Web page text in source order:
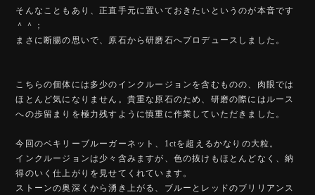
そんなこともあり、正直手元に置いておきたいというのが本音です
＾＾；
まさに断腸の思いで、原石から研磨石へプロデュースしました。
こちらの個体には多少のインクルージョンを含むものの、肉眼では
ほとんど気になりません。貴重な原石のため、研磨の際にはルース
への歩留まりを極力残すように慎重に作業していただきました。
今回のベキリーブルーガーネット、1ctを超えるかなりの大粒。
インクルージョンは少々含みますが、色の抜けもほとんどなく、納
得のいく仕上がりを見せてくれています。
ストーンの奥深くから湧き上がる、ブルーとレッドのブリリアンス